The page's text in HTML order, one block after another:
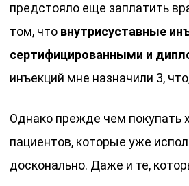
предстояло еще заплатить
том, что внутрисуставные
сертифицированными и
инъекций мне назначили 3,
Однако прежде чем покупать
пациентов, которые уже
досконально. Даже и те,